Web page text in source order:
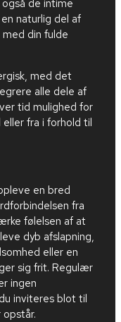
de intime
naturlig del af
din fulde
med det
alle dele af
tid mulighed for
fra i forhold til
en bred
fra
følelsen af at
dyb afslapning,
eller en
sig frit. Regulær
ingen
inviteres blot til